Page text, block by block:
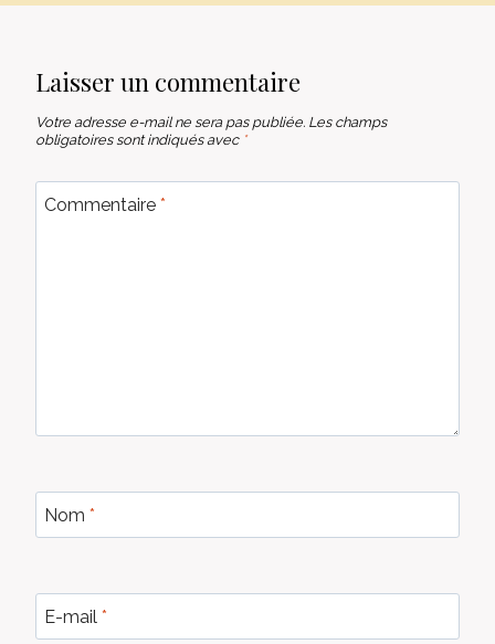
Laisser un commentaire
Votre adresse e-mail ne sera pas publiée. Les champs
obligatoires sont indiqués avec *
Commentaire *
Nom *
E-mail *